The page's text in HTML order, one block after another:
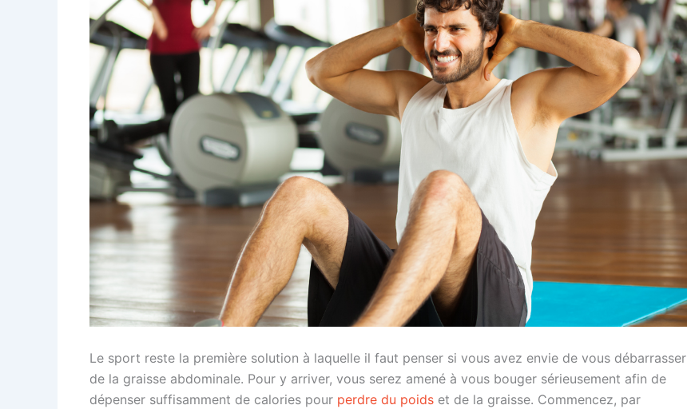
Le sport reste la première solution à laquelle il faut penser si vous avez envie de vous débarrasser
de la graisse abdominale. Pour y arriver, vous serez amené à vous bouger sérieusement afin de
dépenser suffisamment de calories pour perdre du poids et de la graisse. Commencez, par